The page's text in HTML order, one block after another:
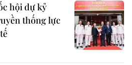
hội dự kỷ
thống lực